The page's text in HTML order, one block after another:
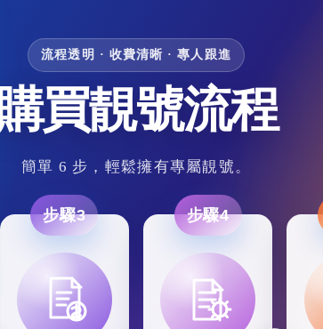
流程透明 · 收費清晰 · 專人跟進
買靚號流程
簡單 6 步，輕鬆擁有專屬靚號。
步驟3 步驟4